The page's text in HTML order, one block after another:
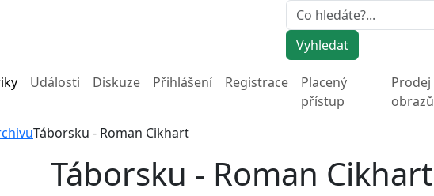
Vyhledat
Události Diskuze Přihlášení Registrace
Placený
přístup
Prodej
obrazů
Táborsku - Roman Cikhart
Táborsku - Roman Cikhart